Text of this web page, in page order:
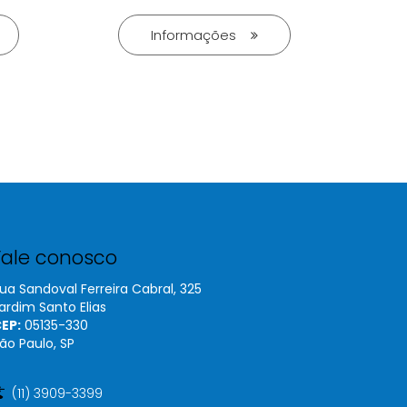
Informações
conosco
Sandoval Ferreira Cabral, 325
Santo Elias
05135​-330
Paulo, SP
(11) 3909-3399